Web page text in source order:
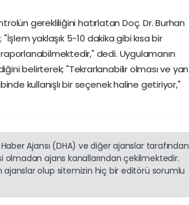
gerekliliğini hatırlatan Doç. Dr. Burhan
yaklaşık 5-10 dakika gibi kısa bir
dedi. Uygulamanın
belirterek; "Tekrarlanabilir olması ve yan
kullanışlı bir seçenek haline getiriyor,"
Ajansı (DHA) ve diğer ajanslar tarafından
ajans kanallarından çekilmektedir.
olup sitemizin hiç bir editörü sorumlu